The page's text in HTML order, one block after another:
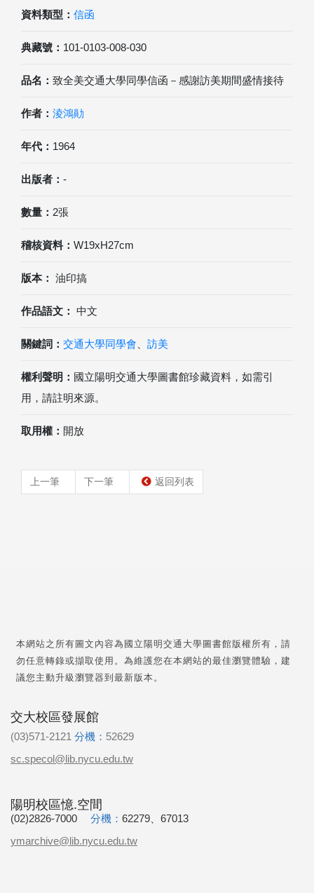
資料類型： 信函
典藏號： 101-0103-008-030
品名： 致全美交通大學同學信函－感謝訪美期間盛情接待
作者： 淩鴻勛
年代： 1964
出版者： -
數量： 2張
稽核資料： W19xH27cm
版本： 油印搞
作品語文： 中文
關鍵詞： 交通大學同學會 訪美
權利聲明： 國立陽明交通大學圖書館珍藏資料，如需引
用，請註明來源。
取用權： 開放
上一筆 下一筆 返回列表
本網站之所有圖文內容為國立陽明交通大學圖書館版權所有，請
勿任意轉錄或擷取使用。為維護您在本網站的最佳瀏覽體驗，建
議您主動升級瀏覽器到最新版本。
交大校區發展館
(03)571-2121 分機： 52629
sc.specol@lib.nycu.edu.tw
陽明校區憶.空間
(02)2826-7000 分機： 62279、67013
ymarchive@lib.nycu.edu.tw